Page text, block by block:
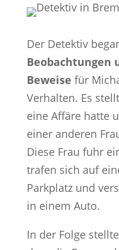
Der Detektiv
Beobachtungen
Beweise für
Verhalten. Es
eine Affäre hatte
einer anderen
Diese Frau fuhr
trafen sich auf
Parkplatz und
in einem Auto.
In der Folge